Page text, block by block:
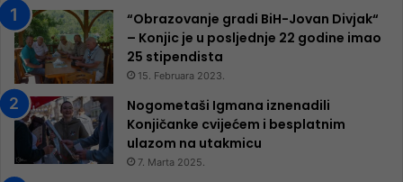
“Obrazovanje gradi BiH-Jovan Divjak“
– Konjic je u posljednje 22 godine imao
25 ​​stipendista
15. Februara 2023.
Nogometaši Igmana iznenadili
Konjičanke cvijećem i besplatnim
ulazom na utakmicu
7. Marta 2025.